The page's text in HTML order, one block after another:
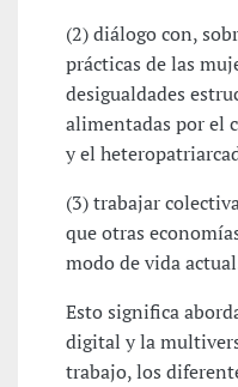
(2) diálogo con,
prácticas de las
desigualdades
alimentadas por el
y el
(3) trabajar
que otras
modo de vida
Esto significa
digital y la
trabajo, los